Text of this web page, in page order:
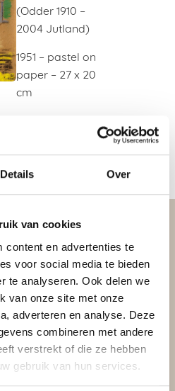
Details Over
van cookies
content en advertenties te
voor social media te bieden
te analyseren. Ook delen we
van onze site met onze
adverteren en analyse. Deze
combineren met andere
verstrekt of die ze hebben
gebruik van hun services.
(Odder 1910 –
2004 Jutland)
1951 – pastel on
paper – 27 x 20
cm
Hotel Collection,
Amsterdam
DE RÉSERVATION
POLICY